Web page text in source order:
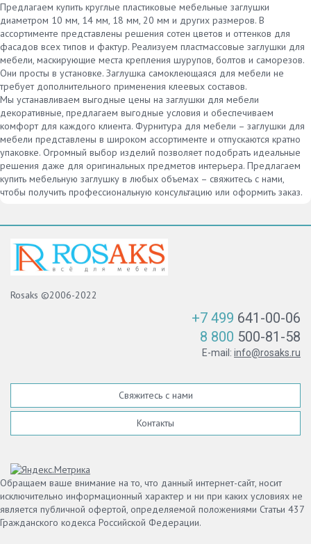
Предлагаем купить круглые пластиковые мебельные заглушки
диаметром 10 мм, 14 мм, 18 мм, 20 мм и других размеров. В
ассортименте представлены решения сотен цветов и оттенков для
фасадов всех типов и фактур. Реализуем пластмассовые заглушки для
мебели, маскирующие места крепления шурупов, болтов и саморезов.
Они просты в установке. Заглушка самоклеющаяся для мебели не
требует дополнительного применения клеевых составов.
Мы устанавливаем выгодные цены на заглушки для мебели
декоративные, предлагаем выгодные условия и обеспечиваем
комфорт для каждого клиента. Фурнитура для мебели – заглушки для
мебели представлены в широком ассортименте и отпускаются кратно
упаковке. Огромный выбор изделий позволяет подобрать идеальные
решения даже для оригинальных предметов интерьера. Предлагаем
купить мебельную заглушку в любых объемах – свяжитесь с нами,
чтобы получить профессиональную консультацию или оформить заказ.
Rosaks ©2006-2022
+7 499 641-00-06
8 800 500-81-58
E-mail: info@rosaks.ru
Свяжитесь с нами
Контакты
Обращаем ваше внимание на то, что данный интернет-сайт, носит
исключительно информационный характер и ни при каких условиях не
является публичной офертой, определяемой положениями Статьи 437
Гражданского кодекса Российской Федерации.